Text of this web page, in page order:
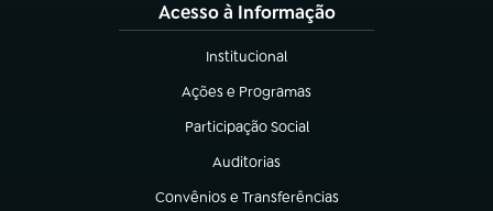
Acesso à Informação
Institucional
(abre em nova aba)
Ações e Programas
(abre em nova aba)
Participação Social
(abre em nova aba)
Auditorias
(abre em nova aba)
Convênios e Transferências
(abre em nova aba)